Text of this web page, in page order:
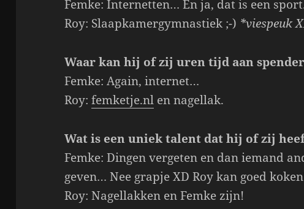
Femke: Internetten… En ja, dat is een
Roy: Slaapkamergymnastiek ;-) *viespeuk
Waar kan hij of zij uren tijd aan
Femke: Again, internet…
Roy:femketje.nl en nagellak.
Wat is een uniek talent dat hij of zij
Femke: Dingen vergeten en dan iemand
geven… Nee grapje XD Roy kan goed
Roy: Nagellakken en Femke zijn!